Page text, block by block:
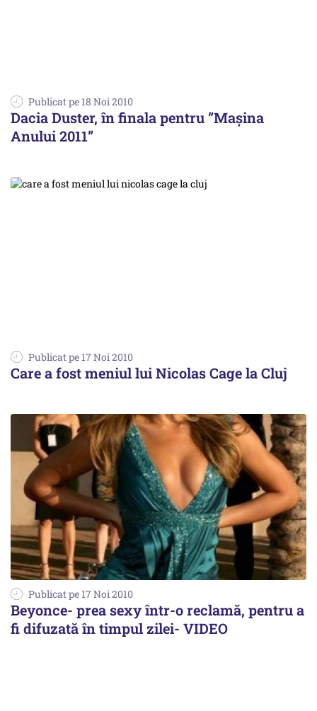
Publicat pe 18 Noi 2010
Dacia Duster, în finala pentru ”Mașina
Anului 2011”
Publicat pe 17 Noi 2010
Care a fost meniul lui Nicolas Cage la Cluj
Publicat pe 17 Noi 2010
Beyonce- prea sexy într-o reclamă, pentru a
fi difuzată în timpul zilei- VIDEO